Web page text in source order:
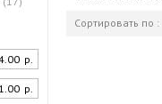
р.
р.
Сортировать по :